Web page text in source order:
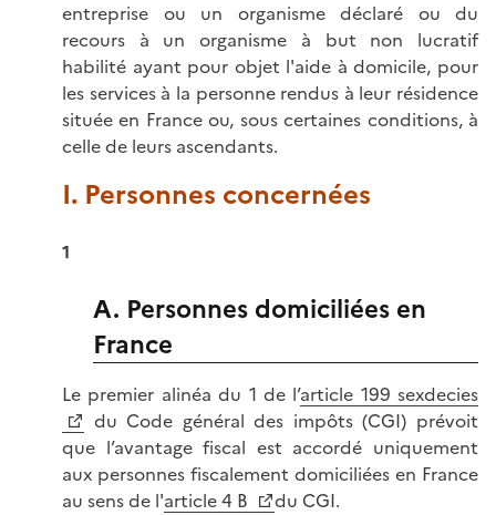
entreprise ou un organisme déclaré ou du
recours à un organisme à but non lucratif
habilité ayant pour objet l'aide à domicile, pour
les services à la personne rendus à leur résidence
située en France ou, sous certaines conditions, à
celle de leurs ascendants.
I. Personnes concernées
1
A. Personnes domiciliées en
France
Le premier alinéa du 1 de l’article 199 sexdecies
du Code général des impôts (CGI) prévoit
que l’avantage fiscal est accordé uniquement
aux personnes fiscalement domiciliées en France
au sens de l'article 4 B
du CGI.